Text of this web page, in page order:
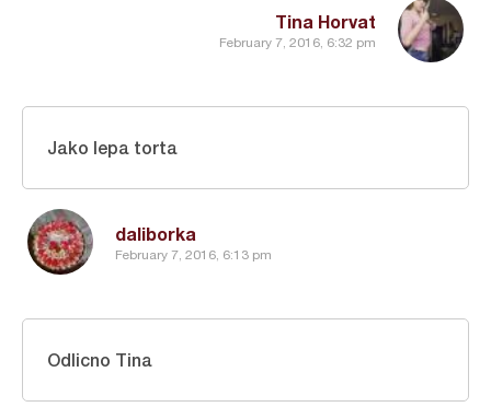
Tina Horvat
February 7, 2016, 6:32 pm
daliborka
February 7, 2016, 6:13 pm
Jako lepa torta
Odlicno Tina